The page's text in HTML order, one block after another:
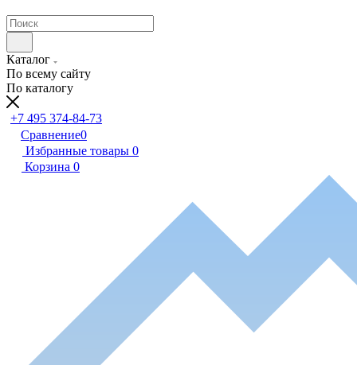
Каталог
По всему сайту
По каталогу
+7 495 374-84-73
Сравнение0
Избранные товары 0
Корзина 0